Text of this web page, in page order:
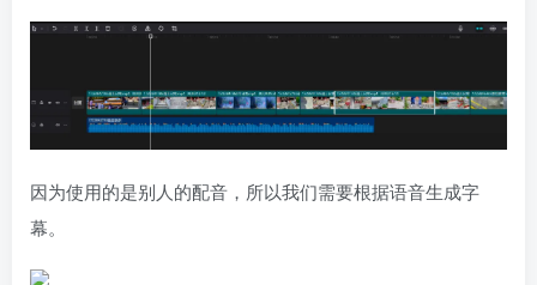
因为使用的是别人的配音，所以我们需要根据语音生成字
幕。